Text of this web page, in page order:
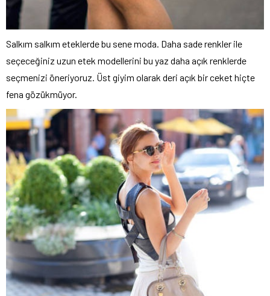
Salkım salkım eteklerde bu sene moda. Daha sade renkler ile
seçeceğiniz uzun etek modellerini bu yaz daha açık renklerde
seçmenizi öneriyoruz. Üst giyim olarak deri açık bir ceket hiçte
fena gözükmüyor.